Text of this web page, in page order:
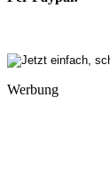
Werbung